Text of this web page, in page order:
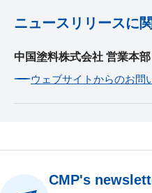
ニュースリリースに
中国塗料株式会社 営業本
ウェブサイトからのお問
CMP's